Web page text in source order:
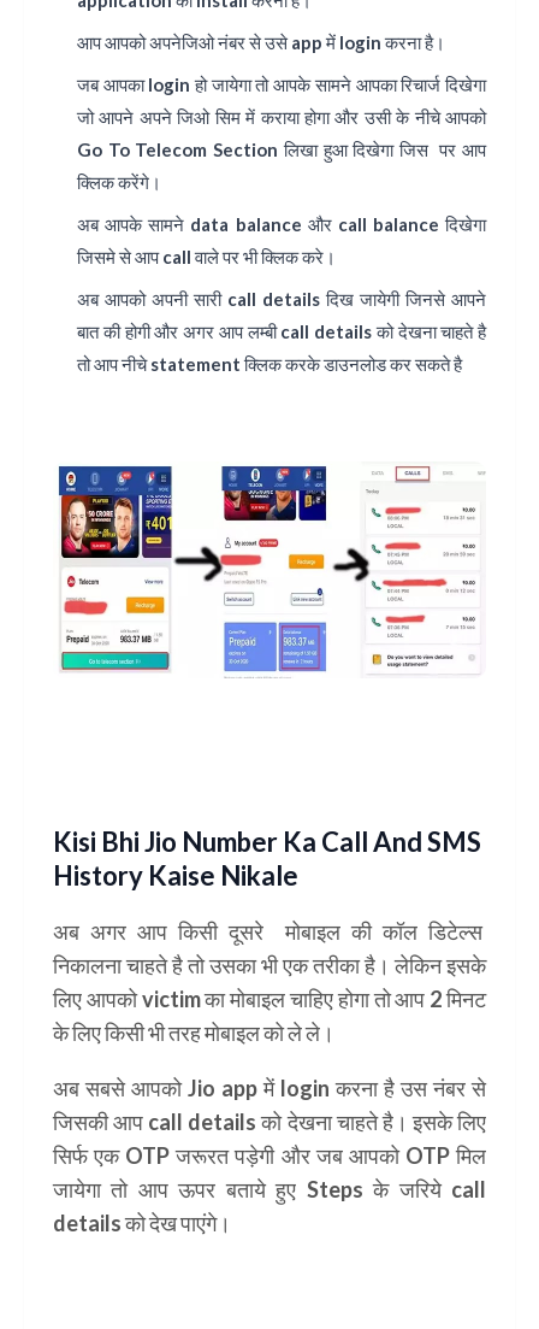
आप आपको अपनेजिओ नंबर से उसे app में login करना है।
जब आपका login हो जायेगा तो आपके सामने आपका रिचार्ज दिखेगा
जो आपने अपने जिओ सिम में कराया होगा और उसी के नीचे आपको
Go To Telecom Section लिखा हुआ दिखेगा जिस पर आप
क्लिक करेंगे।
अब आपके सामने data balance और call balance दिखेगा
जिसमे से आप call वाले पर भी क्लिक करे।
अब आपको अपनी सारी call details दिख जायेगी जिनसे आपने
बात की होगी और अगर आप लम्बी call details को देखना चाहते है
तो आप नीचे statement क्लिक करके डाउनलोड कर सकते है
Kisi Bhi Jio Number Ka Call And SMS
History Kaise Nikale
अब अगर आप किसी दूसरे मोबाइल की कॉल डिटेल्स
निकालना चाहते है तो उसका भी एक तरीका है। लेकिन इसके
लिए आपको victim का मोबाइल चाहिए होगा तो आप 2 मिनट
के लिए किसी भी तरह मोबाइल को ले ले।
अब सबसे आपको Jio app में login करना है उस नंबर से
जिसकी आप call details को देखना चाहते है। इसके लिए
सिर्फ एक OTP जरूरत पड़ेगी और जब आपको OTP मिल
जायेगा तो आप ऊपर बताये हुए Steps के जरिये call
details को देख पाएंगे।